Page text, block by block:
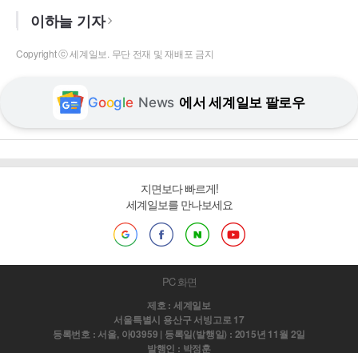
이하늘 기자
Copyright ⓒ 세계일보. 무단 전재 및 재배포 금지
Google News 에서 세계일보 팔로우
지면보다 빠르게!
세계일보를 만나보세요
PC 화면
제호 : 세계일보
서울특별시 용산구 서빙고로 17
등록번호 : 서울, 아03959 | 등록일(발행일) : 2015년 11월 2일
발행인 : 박정훈